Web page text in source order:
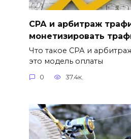
СРА и арбитраж
монетизировать
Что такое СРА и
это модель оплаты
0 37.4к.